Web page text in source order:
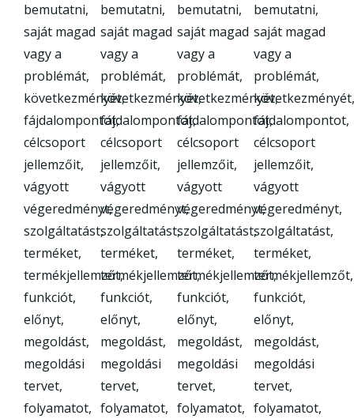
bemutatni,
saját magad
vagy a
problémát,
következményét,
fájdalompontot,
célcsoport
jellemzőit,
vágyott
végeredményt,
szolgáltatást,
terméket,
termékjellemzőt,
funkciót,
előnyt,
megoldást,
megoldási
tervet,
folyamatot,
bemutatni,
saját magad
vagy a
problémát,
következményét,
fájdalompontot,
célcsoport
jellemzőit,
vágyott
végeredményt,
szolgáltatást,
terméket,
termékjellemzőt,
funkciót,
előnyt,
megoldást,
megoldási
tervet,
folyamatot,
bemutatni,
saját magad
vagy a
problémát,
következményét,
fájdalompontot,
célcsoport
jellemzőit,
vágyott
végeredményt,
szolgáltatást,
terméket,
termékjellemzőt,
funkciót,
előnyt,
megoldást,
megoldási
tervet,
folyamatot,
bemutatni,
saját magad
vagy a
problémát,
következményét,
fájdalompontot,
célcsoport
jellemzőit,
vágyott
végeredményt,
szolgáltatást,
terméket,
termékjellemzőt,
funkciót,
előnyt,
megoldást,
megoldási
tervet,
folyamatot,